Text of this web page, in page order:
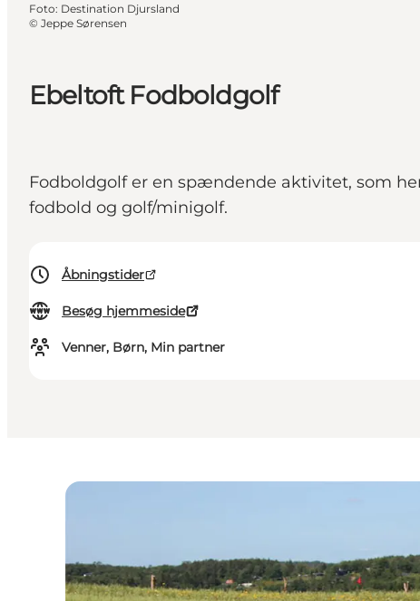
Ebeltoft Fodboldgolf
Fodboldgolf er en spændende aktivitet, som
fodbold og golf/minigolf.
Åbningstider
Besøg hjemmeside
Venner, Børn, Min partner
Foto: Destination Djursland
© Jeppe Sørensen